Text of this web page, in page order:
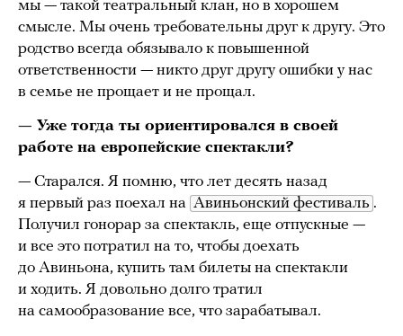
мы — такой театральный клан, но в хорошем
смысле. Мы очень требовательны друг к другу. Это
родство всегда обязывало к повышенной
ответственности — никто друг другу ошибки у нас
в семье не прощает и не прощал.
— Уже тогда ты ориентировался в своей
работе на европейские спектакли?
— Старался. Я помню, что лет десять назад
я первый раз поехал на Авиньонский фестиваль .
Получил гонорар за спектакль, еще отпускные —
и все это потратил на то, чтобы доехать
до Авиньона, купить там билеты на спектакли
и ходить. Я довольно долго тратил
на самообразование все, что зарабатывал.